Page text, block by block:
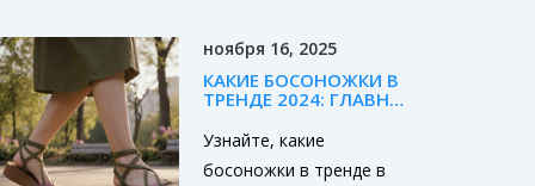
и лайфхаки для
морозных дней.
ноября 16, 2025
КАКИЕ БОСОНОЖКИ В
ТРЕНДЕ 2024: ГЛАВНЫЕ
ЛЕТА
Узнайте, какие
босоножки в тренде в